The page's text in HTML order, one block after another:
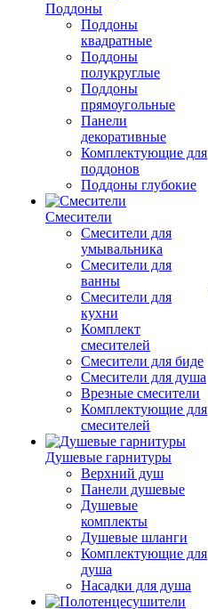
Поддоны
Поддоны
квадратные
Поддоны
полукруглые
Поддоны
прямоугольные
Панели
декоративные
Комплектующие для
поддонов
Поддоны глубокие
Смесители
Смесители для
умывальника
Смесители для
ванны
Смесители для
кухни
Комплект
смесителей
Смесители для биде
Смесители для душа
Врезные смесители
Комплектующие для
смесителей
Душевые гарнитуры
Верхний душ
Панели душевые
Душевые
комплекты
Душевые шланги
Комплектующие для
душа
Насадки для душа